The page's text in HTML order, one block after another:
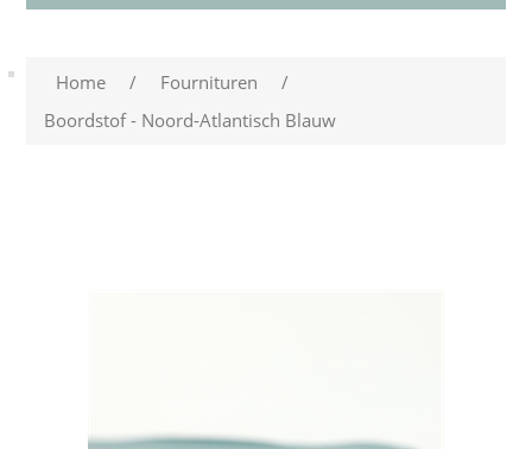
Home / Fournituren
/
Boordstof - Noord-Atlantisch Blauw